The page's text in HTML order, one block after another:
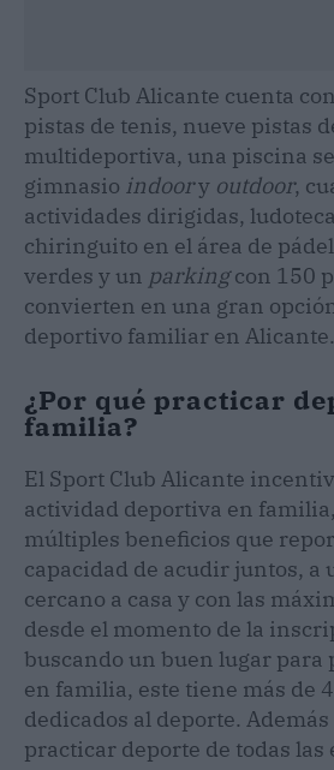
Sport Club Alicante cuenta
pistas de tenis, nueve pistas
multideportiva, una piscina
gimnasio indoory outdoor,
actividades dirigidas,
chiringuito en el área de
verdes y un parkingcon 150
convierten en una gran
deportivo familiar en Alicante.
¿Por qué practicar
familia?
El Sport Club Alicante
actividad deportiva en
múltiples beneficios que
capacidad de acudir juntos, a
cercano a casa y con las
desde el momento de la
buscando un buen lugar para
en familia, este tiene más de
dedicados al deporte.
practicar deporte de todas las